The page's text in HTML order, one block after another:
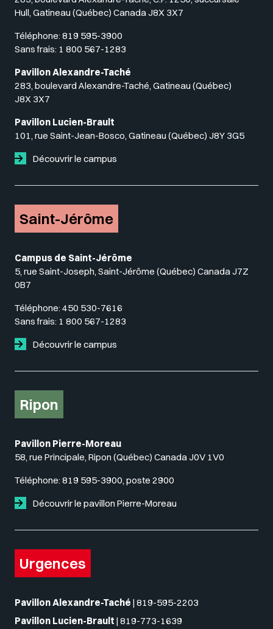
Hull, Gatineau (Québec) Canada J8X 3X7
Téléphone: 819 595-3900
Sans frais: 1 800 567-1283
Pavillon Alexandre-Taché
283, boulevard Alexandre-Taché, Gatineau (Québec)
J8X 3X7
Pavillon Lucien-Brault
101, rue Saint-Jean-Bosco, Gatineau (Québec) J8Y 3G5
Découvrir le campus
Saint-Jérôme
Campus de Saint-Jérôme
5, rue Saint-Joseph, Saint-Jérôme (Québec) Canada J7Z
0B7
Téléphone: 450 530-7616
Sans frais: 1 800 567-1283
Découvrir le campus
Ripon
Pavillon Pierre-Moreau
58, rue Principale, Ripon (Québec) Canada J0V 1V0
Téléphone: 819 595-3900, poste 2900
Découvrir le pavillon Pierre-Moreau
Urgences
Pavillon Alexandre-Taché | 819-595-2203
Pavillon Lucien-Brault | 819-773-1639